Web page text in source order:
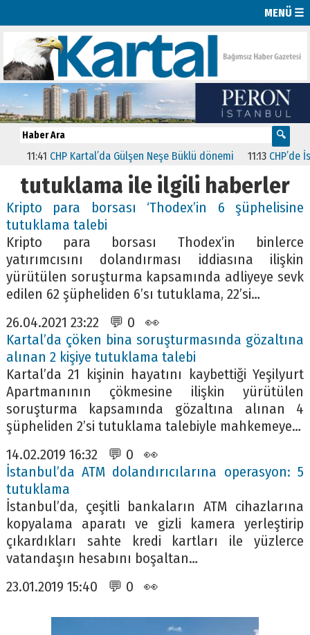
MENÜ ☰
11:41 CHP Kartal’da Gülşen Neşe Büklü dönemi 11:13 CHP’de
tutuklama ile ilgili haberler
Kripto para borsası ‘Thodex’in 6 şüphelisine
tutuklama talebi
Kripto para borsası Thodex’in binlerce
yatırımcısını dolandırması iddiasına ilişkin
yürütülen soruşturma kapsamında adliyeye sevk
edilen 62 şüpheliden 6’sı tutuklama, 22’si…
26.04.2021 23:22 💬 0 👀
Kartal’da çöken bina soruşturmasında gözaltına
alınan 2 kişiye tutuklama talebi
Kartal’da 21 kişinin hayatını kaybettiği Yeşilyurt
Apartmanının çökmesine ilişkin yürütülen
soruşturma kapsamında gözaltına alınan 4
şüpheliden 2’si tutuklama talebiyle mahkemeye…
14.02.2019 16:32 💬 0 👀
İstanbul’da ATM dolandırıcılarına operasyon: 5
tutuklama
İstanbul’da, çeşitli bankaların ATM cihazlarına
kopyalama aparatı ve gizli kamera yerleştirip
çıkardıkları sahte kredi kartları ile yüzlerce
vatandaşın hesabını boşaltan…
23.01.2019 15:40 💬 0 👀